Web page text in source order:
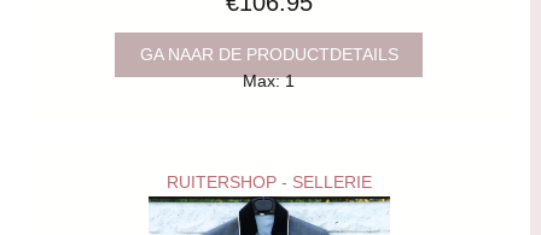
GA NAAR DE PRODUCTDETAILS
Max: 1
RUITERSHOP - SELLERIE